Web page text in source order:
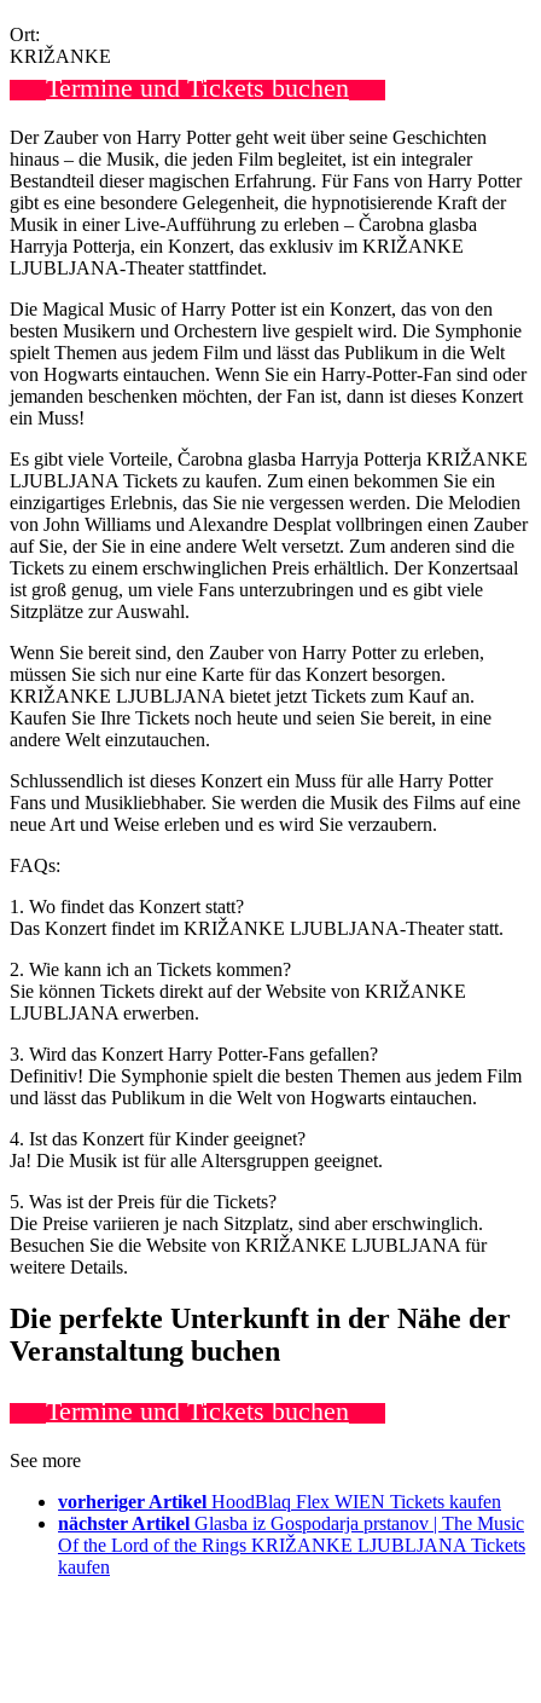
Ort:
KRIŽANKE
Termine und Tickets buchen
Der Zauber von Harry Potter geht weit über seine Geschichten
hinaus – die Musik, die jeden Film begleitet, ist ein integraler
Bestandteil dieser magischen Erfahrung. Für Fans von Harry Potter
gibt es eine besondere Gelegenheit, die hypnotisierende Kraft der
Musik in einer Live-Aufführung zu erleben – Čarobna glasba
Harryja Potterja, ein Konzert, das exklusiv im KRIŽANKE
LJUBLJANA-Theater stattfindet.
Die Magical Music of Harry Potter ist ein Konzert, das von den
besten Musikern und Orchestern live gespielt wird. Die Symphonie
spielt Themen aus jedem Film und lässt das Publikum in die Welt
von Hogwarts eintauchen. Wenn Sie ein Harry-Potter-Fan sind oder
jemanden beschenken möchten, der Fan ist, dann ist dieses Konzert
ein Muss!
Es gibt viele Vorteile, Čarobna glasba Harryja Potterja KRIŽANKE
LJUBLJANA Tickets zu kaufen. Zum einen bekommen Sie ein
einzigartiges Erlebnis, das Sie nie vergessen werden. Die Melodien
von John Williams und Alexandre Desplat vollbringen einen Zauber
auf Sie, der Sie in eine andere Welt versetzt. Zum anderen sind die
Tickets zu einem erschwinglichen Preis erhältlich. Der Konzertsaal
ist groß genug, um viele Fans unterzubringen und es gibt viele
Sitzplätze zur Auswahl.
Wenn Sie bereit sind, den Zauber von Harry Potter zu erleben,
müssen Sie sich nur eine Karte für das Konzert besorgen.
KRIŽANKE LJUBLJANA bietet jetzt Tickets zum Kauf an.
Kaufen Sie Ihre Tickets noch heute und seien Sie bereit, in eine
andere Welt einzutauchen.
Schlussendlich ist dieses Konzert ein Muss für alle Harry Potter
Fans und Musikliebhaber. Sie werden die Musik des Films auf eine
neue Art und Weise erleben und es wird Sie verzaubern.
FAQs:
1. Wo findet das Konzert statt?
Das Konzert findet im KRIŽANKE LJUBLJANA-Theater statt.
2. Wie kann ich an Tickets kommen?
Sie können Tickets direkt auf der Website von KRIŽANKE
LJUBLJANA erwerben.
3. Wird das Konzert Harry Potter-Fans gefallen?
Definitiv! Die Symphonie spielt die besten Themen aus jedem Film
und lässt das Publikum in die Welt von Hogwarts eintauchen.
4. Ist das Konzert für Kinder geeignet?
Ja! Die Musik ist für alle Altersgruppen geeignet.
5. Was ist der Preis für die Tickets?
Die Preise variieren je nach Sitzplatz, sind aber erschwinglich.
Besuchen Sie die Website von KRIŽANKE LJUBLJANA für
weitere Details.
Die perfekte Unterkunft in der Nähe der
Veranstaltung buchen
Termine und Tickets buchen
See more
vorheriger Artikel HoodBlaq Flex WIEN Tickets kaufen
nächster Artikel Glasba iz Gospodarja prstanov | The Music
Of the Lord of the Rings KRIŽANKE LJUBLJANA Tickets
kaufen